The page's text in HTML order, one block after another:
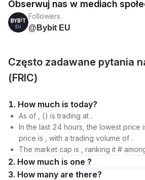
Obserwuj nas w mediach
Followers
@Bybit EU
Często zadawane pytania
(FRIC)
1. How much is today?
As of , () is trading at .
In the last 24 hours, the lowest price
price is , with a trading volume of .
The market cap is , ranking it #
2. How much is one ?
3. How many are there?